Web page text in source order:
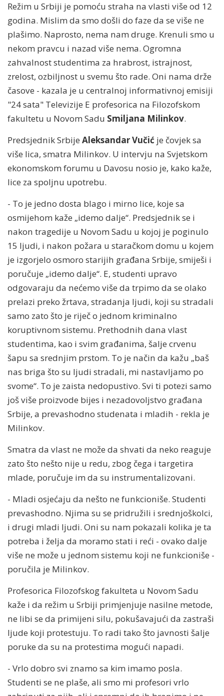
Režim u Srbiji je pomoću straha na vlasti više od 12
godina. Mislim da smo došli do faze da se više ne
plašimo. Naprosto, nema nam druge. Krenuli smo u
nekom pravcu i nazad više nema. Ogromna
zahvalnost studentima za hrabrost, istrajnost,
zrelost, ozbiljnost u svemu što rade. Oni nama drže
časove - kazala je u centralnoj informativnoj emisiji
"24 sata" Televizije E profesorica na Filozofskom
fakultetu u Novom Sadu Smiljana Milinkov.
Predsjednik Srbije Aleksandar Vučić je čovjek sa
više lica, smatra Milinkov. U intervju na Svjetskom
ekonomskom forumu u Davosu nosio je, kako kaže,
lice za spoljnu upotrebu.
- To je jedno dosta blago i mirno lice, koje sa
osmijehom kaže „idemo dalje“. Predsjednik se i
nakon tragedije u Novom Sadu u kojoj je poginulo
15 ljudi, i nakon požara u staračkom domu u kojem
je izgorjelo osmoro starijih građana Srbije, smiješi i
poručuje „idemo dalje“. E, studenti upravo
odgovaraju da nećemo više da trpimo da se olako
prelazi preko žrtava, stradanja ljudi, koji su stradali
samo zato što je riječ o jednom kriminalno
koruptivnom sistemu. Prethodnih dana vlast
studentima, kao i svim građanima, šalje crvenu
šapu sa srednjim prstom. To je način da kažu „baš
nas briga što su ljudi stradali, mi nastavljamo po
svome“. To je zaista nedopustivo. Svi ti potezi samo
još više proizvode bijes i nezadovoljstvo građana
Srbije, a prevashodno studenata i mladih - rekla je
Milinkov.
Smatra da vlast ne može da shvati da neko reaguje
zato što nešto nije u redu, zbog čega i targetira
mlade, poručuje im da su instrumentalizovani.
- Mladi osjećaju da nešto ne funkcioniše. Studenti
prevashodno. Njima su se pridružili i srednjoškolci,
i drugi mladi ljudi. Oni su nam pokazali kolika je ta
potreba i želja da moramo stati i reći - ovako dalje
više ne može u jednom sistemu koji ne funkcioniše -
poručila je Milinkov.
Profesorica Filozofskog fakulteta u Novom Sadu
kaže i da režim u Srbiji primjenjuje nasilne metode,
ne libi se da primijeni silu, pokušavajući da zastraši
ljude koji protestuju. To radi tako što javnosti šalje
poruke da su na protestima mogući napadi.
- Vrlo dobro svi znamo sa kim imamo posla.
Studenti se ne plaše, ali smo mi profesori vrlo